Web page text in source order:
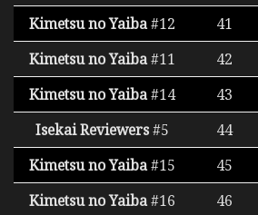
Kimetsu no Yaiba#12 41
Kimetsu no Yaiba#11 42
Kimetsu no Yaiba#14 43
Isekai Reviewers#5 44
Kimetsu no Yaiba#15 45
Kimetsu no Yaiba#16 46